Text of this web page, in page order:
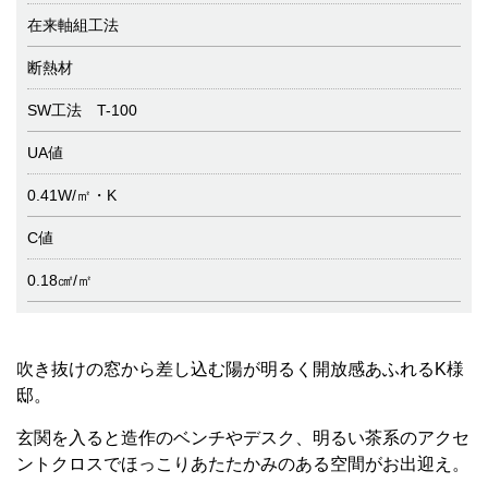
在来軸組工法
断熱材
SW工法 T-100
UA値
0.41W/㎡・K
C値
0.18㎠/㎡
吹き抜けの窓から差し込む陽が明るく開放感あふれるK様
邸。
玄関を入ると造作のベンチやデスク、明るい茶系のアクセ
ントクロスでほっこりあたたかみのある空間がお出迎え。